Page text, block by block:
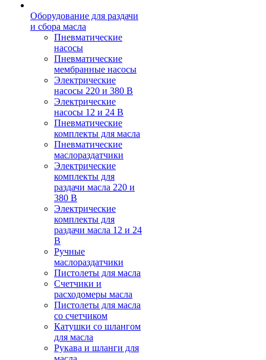
Оборудование для раздачи
и сбора масла
Пневматические
насосы
Пневматические
мембранные насосы
Электрические
насосы 220 и 380 В
Электрические
насосы 12 и 24 В
Пневматические
комплекты для масла
Пневматические
маслораздатчики
Электрические
комплекты для
раздачи масла 220 и
380 В
Электрические
комплекты для
раздачи масла 12 и 24
В
Ручные
маслораздатчики
Пистолеты для масла
Счетчики и
расходомеры масла
Пистолеты для масла
со счетчиком
Катушки со шлангом
для масла
Рукава и шланги для